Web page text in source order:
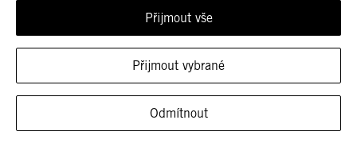
-21%
Přijmout vše
Přijmout vybrané
Odmítnout